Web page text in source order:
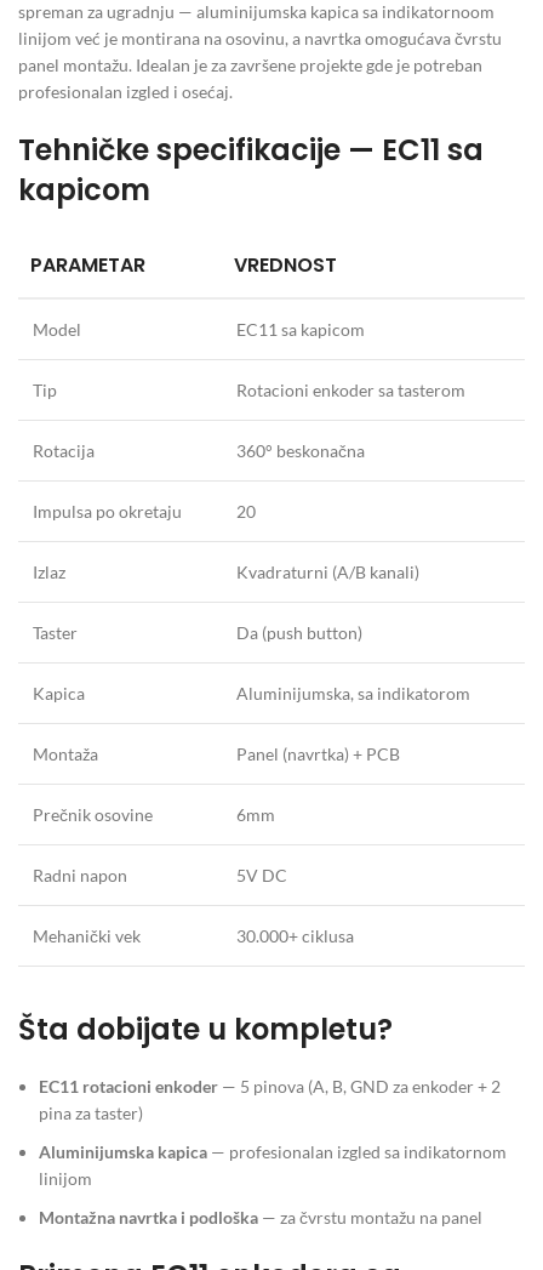
spreman za ugradnju — aluminijumska kapica sa indikatornoom
linijom već je montirana na osovinu, a navrtka omogućava čvrstu
panel montažu. Idealan je za završene projekte gde je potreban
profesionalan izgled i osećaj.
Tehničke specifikacije — EC11 sa
kapicom
PARAMETAR VREDNOST
Model EC11 sa kapicom
Tip Rotacioni enkoder sa tasterom
Rotacija 360° beskonačna
Impulsa po okretaju 20
Izlaz Kvadraturni (A/B kanali)
Taster Da (push button)
Kapica Aluminijumska, sa indikatorom
Montaža Panel (navrtka) + PCB
Prečnik osovine 6mm
Radni napon 5V DC
Mehanički vek 30.000+ ciklusa
Šta dobijate u kompletu?
EC11 rotacioni enkoder — 5 pinova (A, B, GND za enkoder + 2
pina za taster)
Aluminijumska kapica — profesionalan izgled sa indikatornom
linijom
Montažna navrtka i podloška — za čvrstu montažu na panel